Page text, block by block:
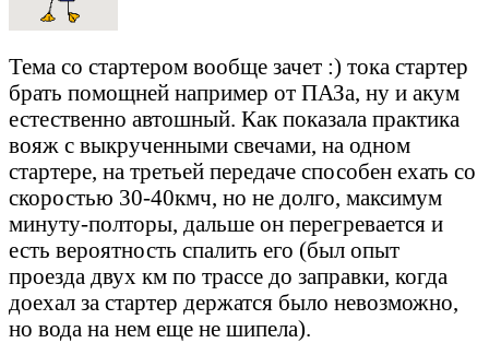
Тема со стартером вообще зачет :) тока стартер
брать помощней например от ПАЗа, ну и акум
естественно автошный. Как показала практика
вояж с выкрученными свечами, на одном
стартере, на третьей передаче способен ехать со
скоростью 30-40кмч, но не долго, максимум
минуту-полторы, дальше он перегревается и
есть вероятность спалить его (был опыт
проезда двух км по трассе до заправки, когда
доехал за стартер держатся было невозможно,
но вода на нем еще не шипела).